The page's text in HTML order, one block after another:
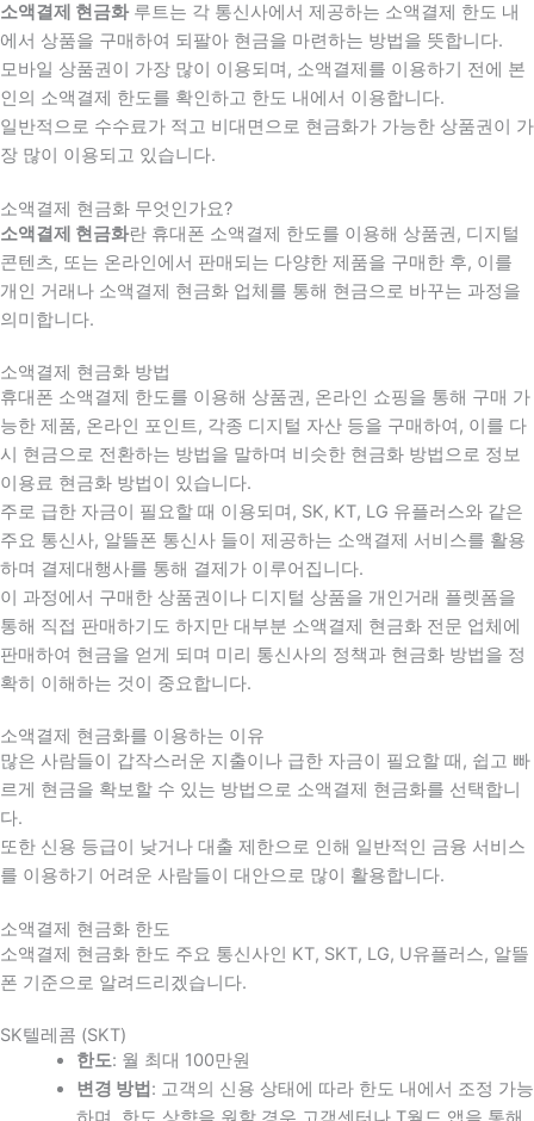
소액결제 현금화루트는 각 통신사에서 제공하는 소액결제 한도 내
에서 상품을 구매하여 되팔아 현금을 마련하는 방법을 뜻합니다.
모바일 상품권이 가장 많이 이용되며, 소액결제를 이용하기 전에 본
인의 소액결제 한도를 확인하고 한도 내에서 이용합니다.
일반적으로 수수료가 적고 비대면으로 현금화가 가능한 상품권이 가
장 많이 이용되고 있습니다.
소액결제 현금화 무엇인가요?
소액결제 현금화란 휴대폰 소액결제 한도를 이용해 상품권, 디지털
콘텐츠, 또는 온라인에서 판매되는 다양한 제품을 구매한 후, 이를
개인 거래나 소액결제 현금화 업체를 통해 현금으로 바꾸는 과정을
의미합니다.
소액결제 현금화 방법
휴대폰 소액결제 한도를 이용해 상품권, 온라인 쇼핑을 통해 구매 가
능한 제품, 온라인 포인트, 각종 디지털 자산 등을 구매하여, 이를 다
시 현금으로 전환하는 방법을 말하며 비슷한 현금화 방법으로 정보
이용료 현금화 방법이 있습니다.
주로 급한 자금이 필요할 때 이용되며, SK, KT, LG 유플러스와 같은
주요 통신사, 알뜰폰 통신사 들이 제공하는 소액결제 서비스를 활용
하며 결제대행사를 통해 결제가 이루어집니다.
이 과정에서 구매한 상품권이나 디지털 상품을 개인거래 플렛폼을
통해 직접 판매하기도 하지만 대부분 소액결제 현금화 전문 업체에
판매하여 현금을 얻게 되며 미리 통신사의 정책과 현금화 방법을 정
확히 이해하는 것이 중요합니다.
소액결제 현금화를 이용하는 이유
많은 사람들이 갑작스러운 지출이나 급한 자금이 필요할 때 , 쉽고 빠
르게 현금을 확보할 수 있는 방법으로 소액결제 현금화를 선택합니
다.
또한 신용 등급이 낮거나 대출 제한으로 인해 일반적인 금융 서비스
를 이용하기 어려운 사람들이 대안으로 많이 활용합니다.
소액결제 현금화 한도
소액결제 현금화 한도 주요 통신사인 KT, SKT, LG, U유플러스, 알뜰
폰 기준으로 알려드리겠습니다.
SK텔레콤 (SKT)
한도: 월 최대 100만원
변경 방법 : 고객의 신용 상태에 따라 한도 내에서 조정 가능